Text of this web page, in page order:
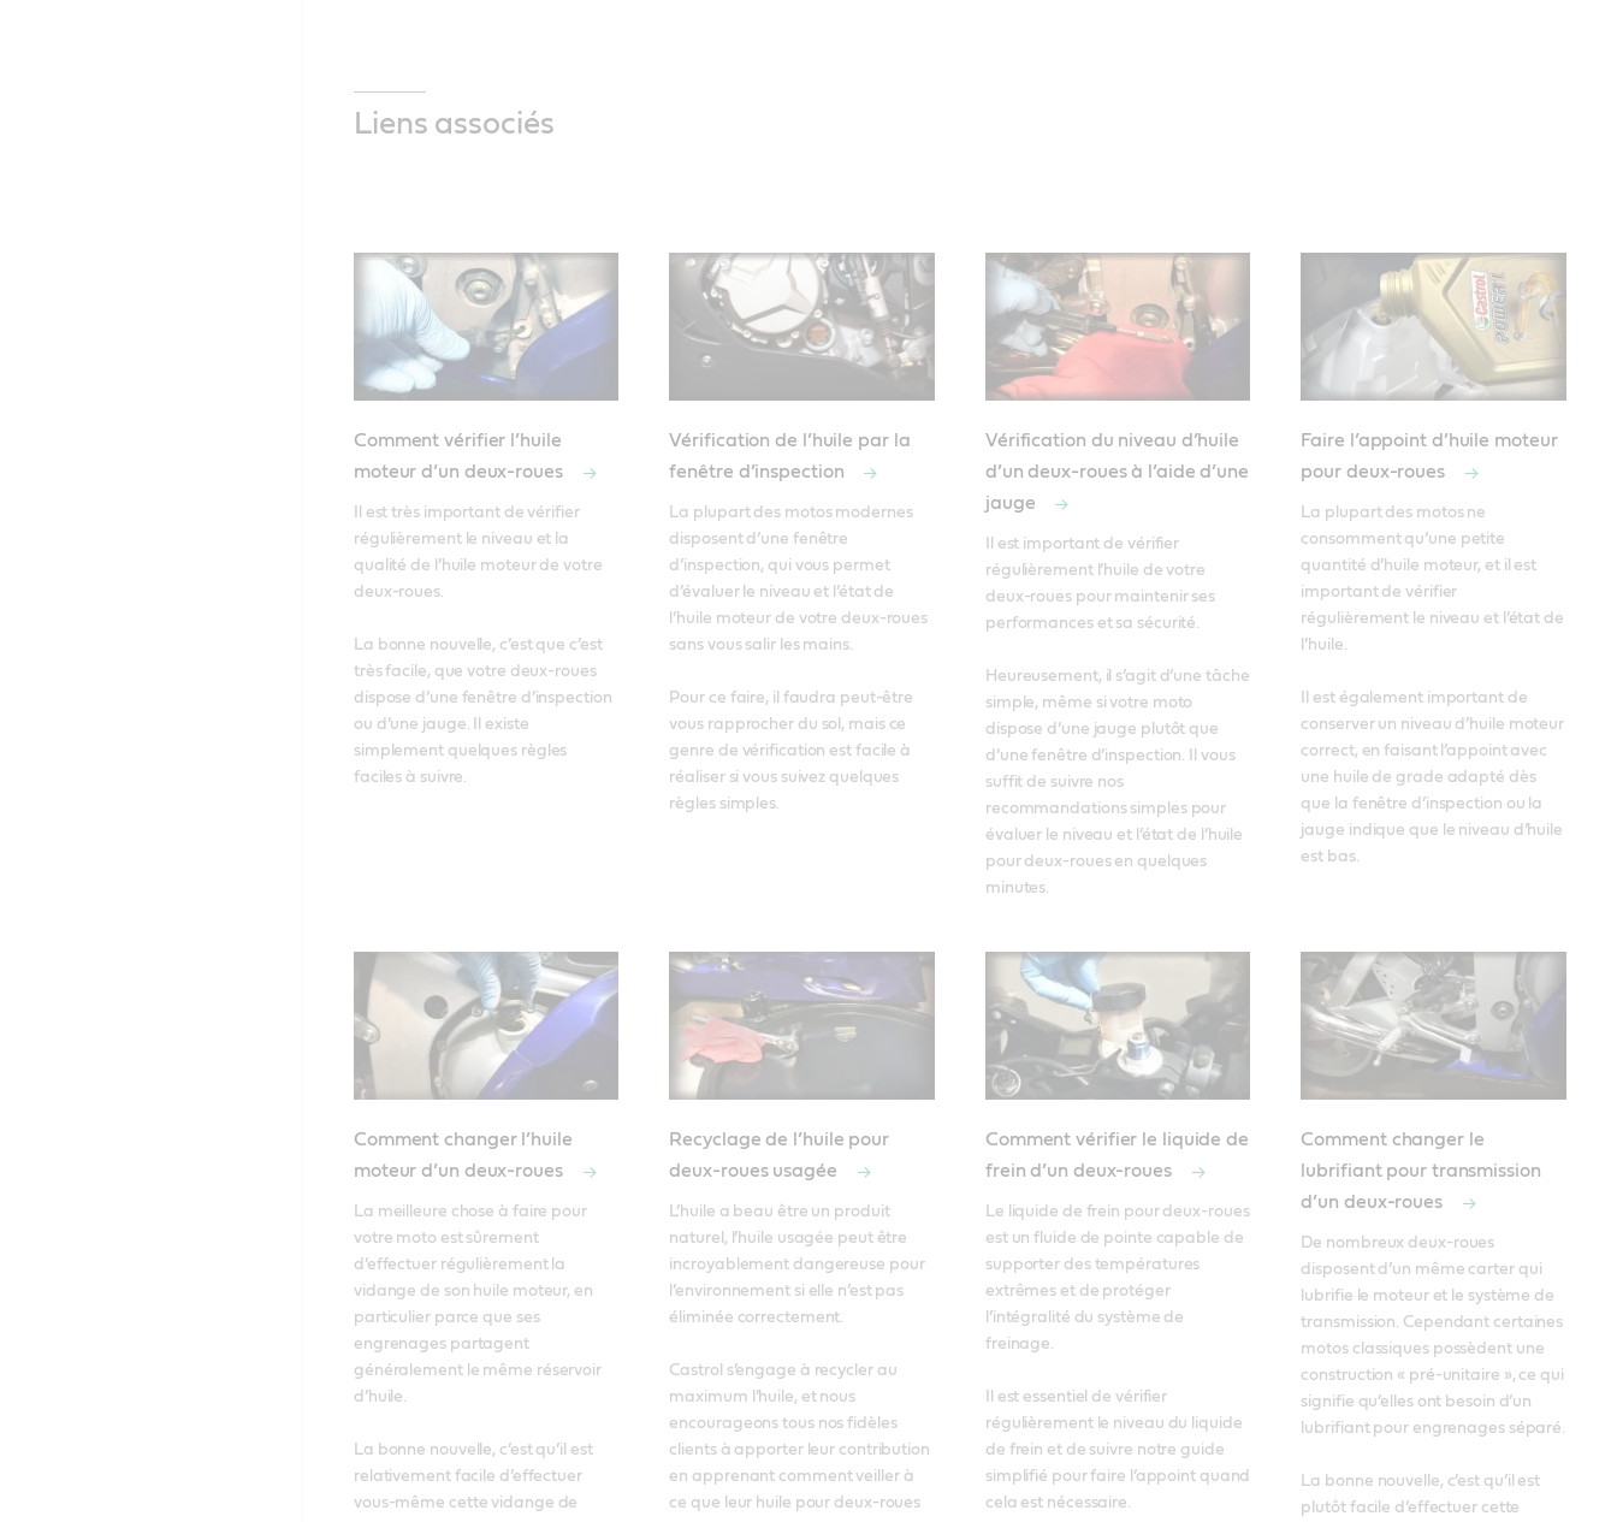
Liens associés
Comment vérifier l’huile
moteur d’un deux-roues
Il est très important de vérifier
régulièrement le niveau et la
qualité de l’huile moteur de votre
deux-roues.
La bonne nouvelle, c’est que c’est
très facile, que votre deux-roues
dispose d’une fenêtre d’inspection
ou d’une jauge. Il existe
simplement quelques règles
faciles à suivre.
Vérification de l’huile par la
fenêtre d’inspection
La plupart des motos modernes
disposent d’une fenêtre
d’inspection, qui vous permet
d’évaluer le niveau et l’état de
l’huile moteur de votre deux-roues
sans vous salir les mains.
Pour ce faire, il faudra peut-être
vous rapprocher du sol, mais ce
genre de vérification est facile à
réaliser si vous suivez quelques
règles simples.
Vérification du niveau d’huile
d’un deux-roues à l’aide d’une
jauge
Il est important de vérifier
régulièrement l’huile de votre
deux-roues pour maintenir ses
performances et sa sécurité.
Heureusement, il s’agit d’une tâche
simple, même si votre moto
dispose d’une jauge plutôt que
d’une fenêtre d’inspection. Il vous
suffit de suivre nos
recommandations simples pour
évaluer le niveau et l’état de l’huile
pour deux-roues en quelques
minutes.
Faire l’appoint d’huile moteur
pour deux-roues
La plupart des motos ne
consomment qu’une petite
quantité d’huile moteur, et il est
important de vérifier
régulièrement le niveau et l’état de
l’huile.
Il est également important de
conserver un niveau d’huile moteur
correct, en faisant l’appoint avec
une huile de grade adapté dès
que la fenêtre d’inspection ou la
jauge indique que le niveau d’huile
est bas.
Comment changer l’huile
moteur d’un deux-roues
La meilleure chose à faire pour
votre moto est sûrement
d’effectuer régulièrement la
vidange de son huile moteur, en
particulier parce que ses
engrenages partagent
généralement le même réservoir
d’huile.
La bonne nouvelle, c’est qu’il est
relativement facile d’effectuer
vous-même cette vidange de
Recyclage de l’huile pour
deux-roues usagée
L’huile a beau être un produit
naturel, l’huile usagée peut être
incroyablement dangereuse pour
l’environnement si elle n’est pas
éliminée correctement.
Castrol s’engage à recycler au
maximum l’huile, et nous
encourageons tous nos fidèles
clients à apporter leur contribution
en apprenant comment veiller à
ce que leur huile pour deux-roues
Comment vérifier le liquide de
frein d’un deux-roues
Le liquide de frein pour deux-roues
est un fluide de pointe capable de
supporter des températures
extrêmes et de protéger
l’intégralité du système de
freinage.
Il est essentiel de vérifier
régulièrement le niveau du liquide
de frein et de suivre notre guide
simplifié pour faire l’appoint quand
cela est nécessaire.
Comment changer le
lubrifiant pour transmission
d’un deux-roues
De nombreux deux-roues
disposent d’un même carter qui
lubrifie le moteur et le système de
transmission. Cependant certaines
motos classiques possèdent une
construction « pré-unitaire », ce qui
signifie qu’elles ont besoin d’un
lubrifiant pour engrenages séparé.
La bonne nouvelle, c’est qu’il est
plutôt facile d’effectuer cette